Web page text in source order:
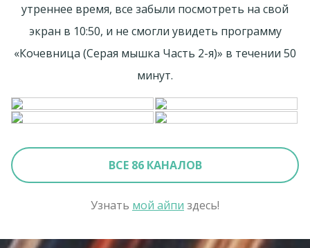
утреннее время, все забыли посмотреть на свой
экран в 10:50, и не смогли увидеть программу
«Кочевница (Серая мышка Часть 2-я)» в течении 50
минут.
ВСЕ 86 КАНАЛОВ
Узнать мой айпи здесь!